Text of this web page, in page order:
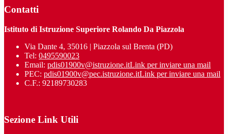
Contatti
Istituto di Istruzione Superiore Rolando Da Piazzola
Via Dante 4, 35016 | Piazzola sul Brenta (PD)
Tel: 0495590023
Email: pdis01900v@istruzione.itLink per inviare una mail
PEC: pdis01900v@pec.istruzione.itLink per inviare una mail
C.F.: 92189730283
Sezione Link Utili